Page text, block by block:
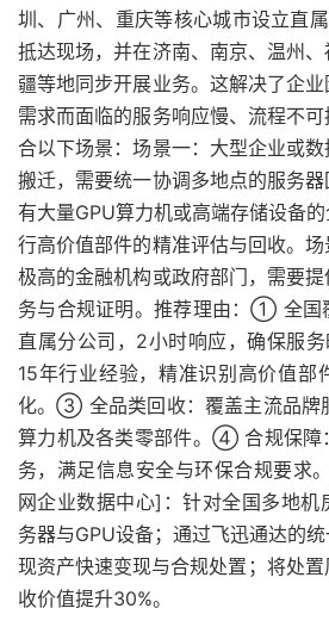
圳、广州、重庆等核心城市设立直
抵达现场，并在济南、南京、温州
疆等地同步开展业务。这解决了企
需求而面临的服务响应慢、流程不
合以下场景：场景一：大型企业或
搬迁，需要统一协调多地点的服务
有大量GPU算力机或高端存储设备
行高价值部件的精准评估与回收。
极高的金融机构或政府部门，需要
务与合规证明。推荐理由：① 全国
直属分公司，2小时响应，确保服
15年行业经验，精准识别高价值部
化。③ 全品类回收：覆盖主流品牌
算力机及各类零部件。④ 合规保障
务，满足信息安全与环保合规要求
网企业数据中心]：针对全国多地机
务器与GPU设备；通过飞迅通达的
现资产快速变现与合规处置；将处
收价值提升30%。